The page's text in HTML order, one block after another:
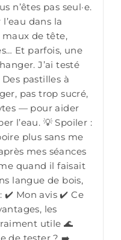
n’êtes pas seul·e.
dans la
de tête,
Et parfois, une
J’ai testé
pastilles à
pas trop sucré,
— pour aider
l’eau. 💡 Spoiler :
plus sans me
mes séances
quand il faisait
langue de bois,
✔️ Mon avis ✔️ Ce
les
utile 🌊